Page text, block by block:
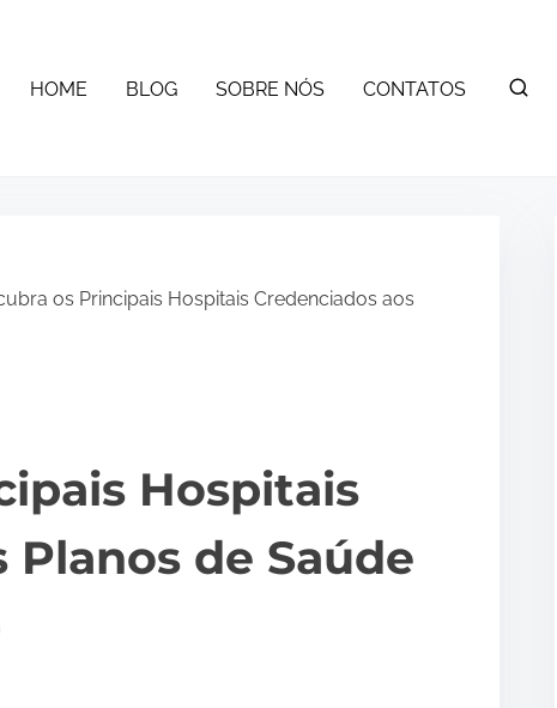
HOME BLOG SOBRE NÓS CONTATOS
os Principais Hospitais Credenciados aos
Hospitais
Planos de Saúde